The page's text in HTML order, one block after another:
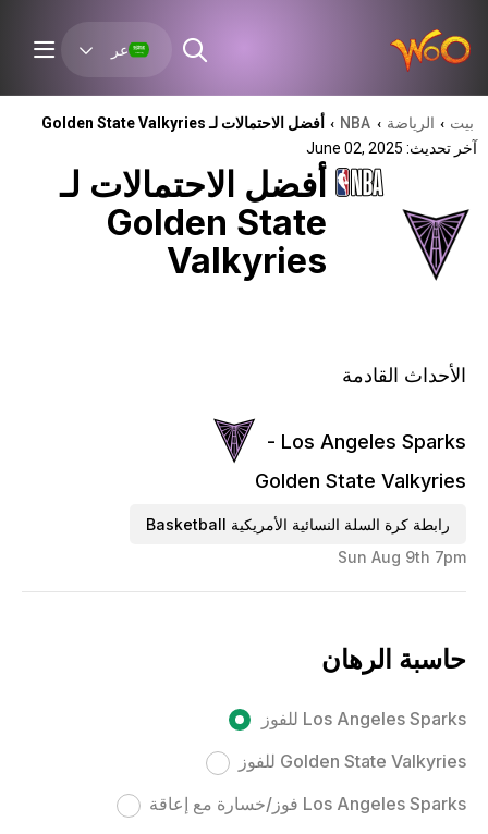
عر
بيت › الرياضة ›
NBA
› أفضل الاحتمالات لـ Golden State Valkyries
آخر تحديث: June 02, 2025
أفضل الاحتمالات لـ
Golden State
Valkyries
الأحداث القادمة
Los Angeles Sparks -
Golden State Valkyries
رابطة كرة السلة النسائية الأمريكية Basketball
Sun Aug 9th 7pm
حاسبة الرهان
Los Angeles Sparks للفوز
Golden State Valkyries للفوز
Los Angeles Sparks فوز/خسارة مع إعاقة